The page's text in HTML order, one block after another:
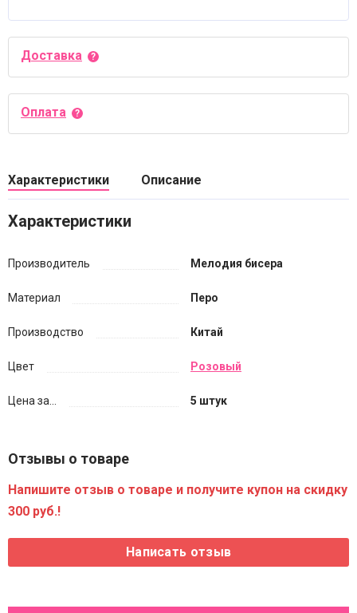
Доставка
Оплата
Характеристики Описание
Характеристики
Производитель Мелодия бисера
Материал Перо
Производство Китай
Цвет Розовый
Цена за... 5 штук
Отзывы о товаре
Напишите отзыв о товаре и получите купон на скидку
300 руб.!